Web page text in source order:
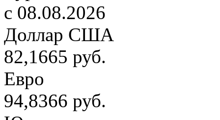
c 08.08.2026
Доллар США
82,1665 руб.
Евро
94,8366 руб.